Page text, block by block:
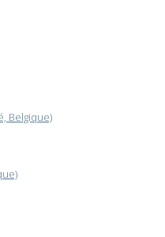
Belgique)